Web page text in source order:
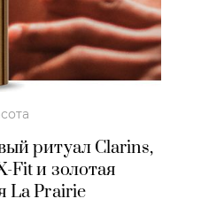
ритуал Clarins,
Fit и золотая
La Prairie